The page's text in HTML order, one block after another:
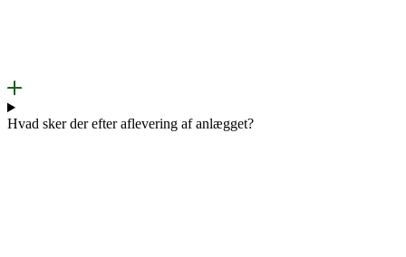
Hvad sker der efter aflevering af anlægget?